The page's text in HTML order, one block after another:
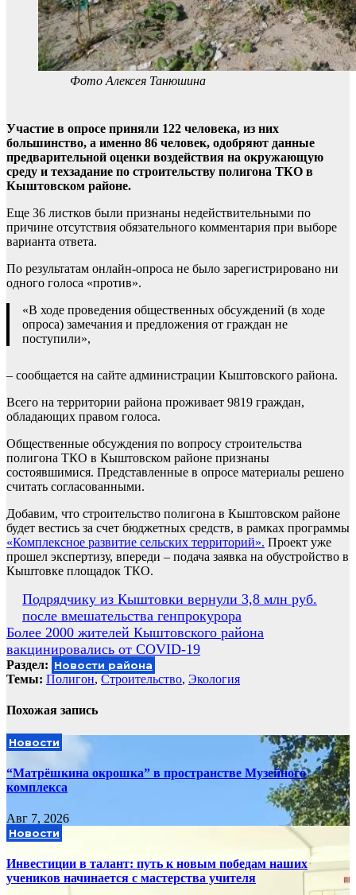
Фото Алексея Танюшина
Участие в опросе приняли 122 человека, из них
большинство, а именно 86 человек, одобряют данные
предварительной оценки воздействия на окружающую
среду и техзадание по строительству полигона ТКО в
Кыштовском районе.
Еще 36 листков были признаны недействительными по
причине отсутствия обязательного комментария при выборе
варианта ответа.
По результатам онлайн-опроса не было зарегистрировано ни
одного голоса «против».
«В ходе проведения общественных обсуждений (в ходе
опроса) замечания и предложения от граждан не
поступили»,
– сообщается на сайте администрации Кыштовского района.
Всего на территории района проживает 9819 граждан,
обладающих правом голоса.
Общественные обсуждения по вопросу строительства
полигона ТКО в Кыштовском районе признаны
состоявшимися. Представленные в опросе материалы решено
считать согласованными.
Добавим, что строительство полигона в Кыштовском районе
будет вестись за счет бюджетных средств, в рамках программы
«Комплексное развитие сельских территорий». Проект уже
прошел экспертизу, впереди – подача заявка на обустройство в
Кыштовке площадок ТКО.
Навигация
по
записям
Подрядчику из Кыштовки вернули 3,8 млн руб.
после вмешательства генпрокурора
Более 2000 жителей Кыштовского района
вакцинировались от COVID-19
Раздел: Новости района
Темы: Полигон, Строительство, Экология
Похожая запись
Новости
“Матрёшкина окрошка” в пространстве Музейного
комплекса
Авг 7, 2026
Новости
Инвестиции в талант: путь к новым победам наших
учеников начинается с мастерства учителя